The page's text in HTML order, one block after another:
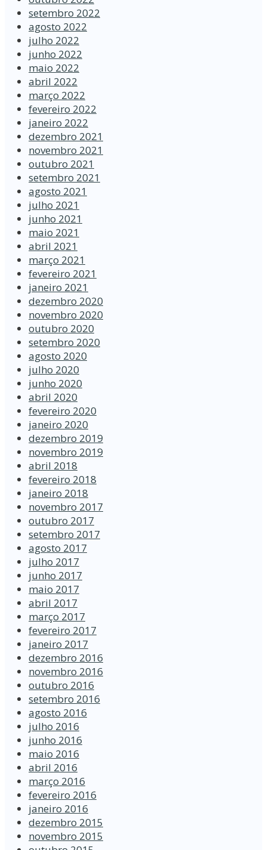
setembro 2022
agosto 2022
julho 2022
junho 2022
maio 2022
abril 2022
março 2022
fevereiro 2022
janeiro 2022
dezembro 2021
novembro 2021
outubro 2021
setembro 2021
agosto 2021
julho 2021
junho 2021
maio 2021
abril 2021
março 2021
fevereiro 2021
janeiro 2021
dezembro 2020
novembro 2020
outubro 2020
setembro 2020
agosto 2020
julho 2020
junho 2020
abril 2020
fevereiro 2020
janeiro 2020
dezembro 2019
novembro 2019
abril 2018
fevereiro 2018
janeiro 2018
novembro 2017
outubro 2017
setembro 2017
agosto 2017
julho 2017
junho 2017
maio 2017
abril 2017
março 2017
fevereiro 2017
janeiro 2017
dezembro 2016
novembro 2016
outubro 2016
setembro 2016
agosto 2016
julho 2016
junho 2016
maio 2016
abril 2016
março 2016
fevereiro 2016
janeiro 2016
dezembro 2015
novembro 2015